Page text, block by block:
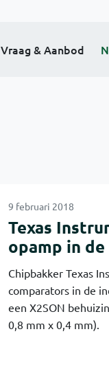
Vraag & Aanbod
9 februari 2018
Texas
opamp in
Chipbakker Texas
comparators in de
een X2SON
0,8 mm x 0,4 mm).